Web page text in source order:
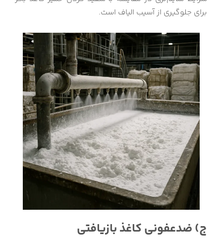
برای جلوگیری از آسیب الیاف است.
ج) ضدعفونی کاغذ بازیافتی